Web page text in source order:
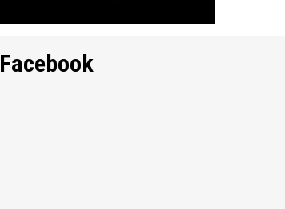
Facebook